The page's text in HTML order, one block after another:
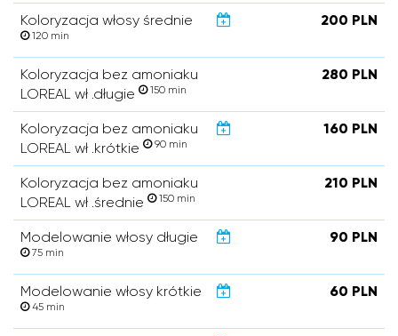
Koloryzacja włosy średnie
120 min
200 PLN
Koloryzacja bez amoniaku
LOREAL wł .długie
150 min
280 PLN
Koloryzacja bez amoniaku
LOREAL wł .krótkie
90 min
160 PLN
Koloryzacja bez amoniaku
LOREAL wł .średnie
150 min
210 PLN
Modelowanie włosy długie
75 min
90 PLN
Modelowanie włosy krótkie
45 min
60 PLN